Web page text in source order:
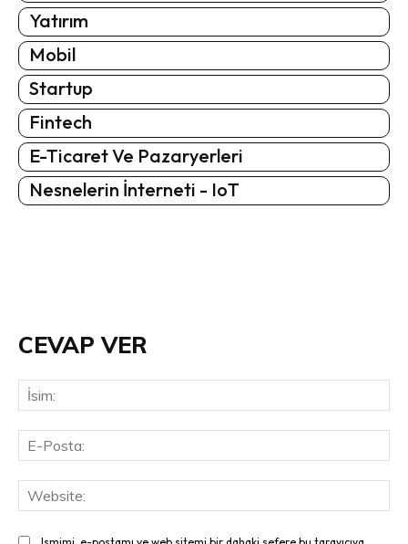
Yatırım
Mobil
Startup
Fintech
E-Ticaret Ve Pazaryerleri
Nesnelerin İnterneti - IoT
CEVAP VER